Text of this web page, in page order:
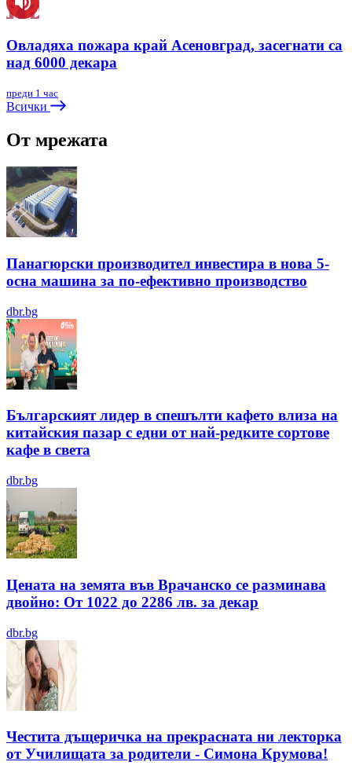
Овладяха пожара край Асеновград, засегнати са
над 6000 декара
преди 1 час
Всички
От мрежата
Панагюрски производител инвестира в нова 5-
осна машина за по-ефективно производство
dbr.bg
Българският лидер в спешълти кафето влиза на
китайския пазар с едни от най-редките сортове
кафе в света
dbr.bg
Цената на земята във Врачанско се разминава
двойно: От 1022 до 2286 лв. за декар
dbr.bg
Честита дъщеричка на прекрасната ни лекторка
от Училищата за родители - Симона Крумова!